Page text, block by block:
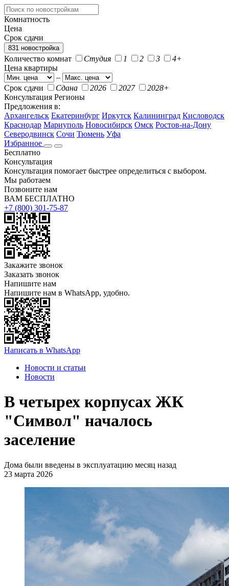
Комнатность
Цена
Срок сдачи
831 новостройка
Количество комнат Студия 1 2 3
4+
Цена квартиры
–
Срок сдачи
Сдана 2026 2027
2028+
Консультация Регионы
Предложения в:
Архангельск Екатеринбург Иркутск Калининград Кисловодск
Краснодар Мариуполь Новосибирск Омск Ростов-на-Дону
Северодвинск Сочи Тюмень Уфа
Избранное
Бесплатно
Консультация
Консультация помогает быстрее определиться с выбором.
Мы работаем
Позвоните нам
ВАМ БЕСПЛАТНО
+7 (800) 301-75-87
Закажите звонок
Заказать звонок
Напишите нам
Напишите нам в WhatsApp, удобно.
Написать в WhatsApp
Новости и статьи
Новости
В четырех корпусах ЖК
"Символ" началось
заселение
Дома были введены в эксплуатацию месяц назад
23 марта 2026